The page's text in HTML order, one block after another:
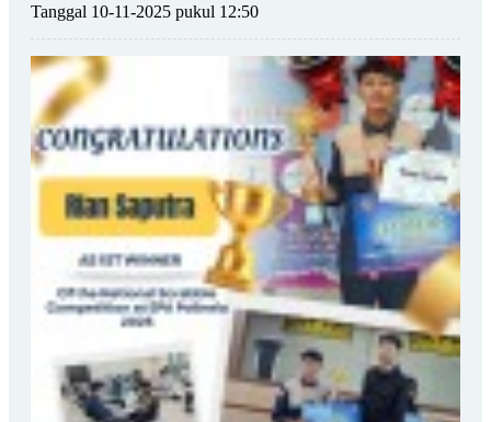
Tanggal 10-11-2025 pukul 12:50